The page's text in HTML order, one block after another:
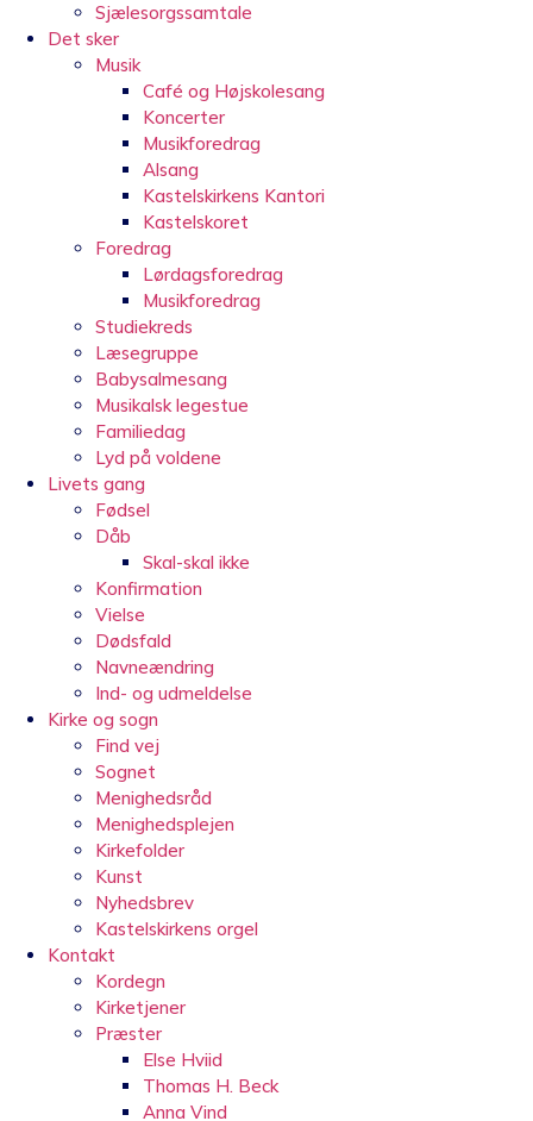
Sjælesorgssamtale
Det sker
Musik
Café og Højskolesang
Koncerter
Musikforedrag
Alsang
Kastelskirkens Kantori
Kastelskoret
Foredrag
Lørdagsforedrag
Musikforedrag
Studiekreds
Læsegruppe
Babysalmesang
Musikalsk legestue
Familiedag
Lyd på voldene
Livets gang
Fødsel
Dåb
Skal-skal ikke
Konfirmation
Vielse
Dødsfald
Navneændring
Ind- og udmeldelse
Kirke og sogn
Find vej
Sognet
Menighedsråd
Menighedsplejen
Kirkefolder
Kunst
Nyhedsbrev
Kastelskirkens orgel
Kontakt
Kordegn
Kirketjener
Præster
Else Hviid
Thomas H. Beck
Anna Vind